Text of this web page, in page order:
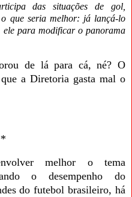
das situações de gol,
que seria melhor: já lançá-lo
para modificar o panorama
de lá para cá, né? O
a Diretoria gasta mal o
melhor o tema
o desempenho do
do futebol brasileiro, há